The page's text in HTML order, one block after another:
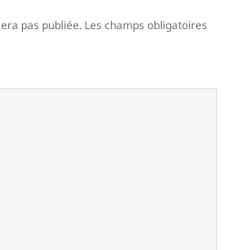
pas publiée. Les champs obligatoires